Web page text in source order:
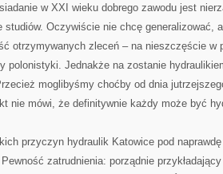
w XXI wieku dobrego zawodu jest
studiów. Oczywiście nie chcę generalizować,
otrzymywanych zleceń – na nieszczęście w
polonistyki. Jednakże na zostanie
moglibyśmy choćby od dnia
nie mówi, że definitywnie każdy może być
przyczyn hydraulik Katowice pod
zatrudnienia: porządnie